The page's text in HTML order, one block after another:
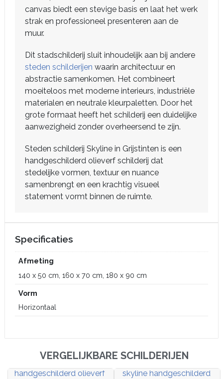
canvas biedt een stevige basis en laat het werk
strak en professioneel presenteren aan de
muur.
Dit stadschilderij sluit inhoudelijk aan bij andere
steden schilderijen waarin architectuur en
abstractie samenkomen. Het combineert
moeiteloos met moderne interieurs, industriële
materialen en neutrale kleurpaletten. Door het
grote formaat heeft het schilderij een duidelijke
aanwezigheid zonder overheersend te zijn.
Steden schilderij Skyline in Grijstinten is een
handgeschilderd olieverf schilderij dat
stedelijke vormen, textuur en nuance
samenbrengt en een krachtig visueel
statement vormt binnen de ruimte.
Specificaties
Afmeting
140 x 50 cm, 160 x 70 cm, 180 x 90 cm
Vorm
Horizontaal
VERGELIJKBARE SCHILDERIJEN